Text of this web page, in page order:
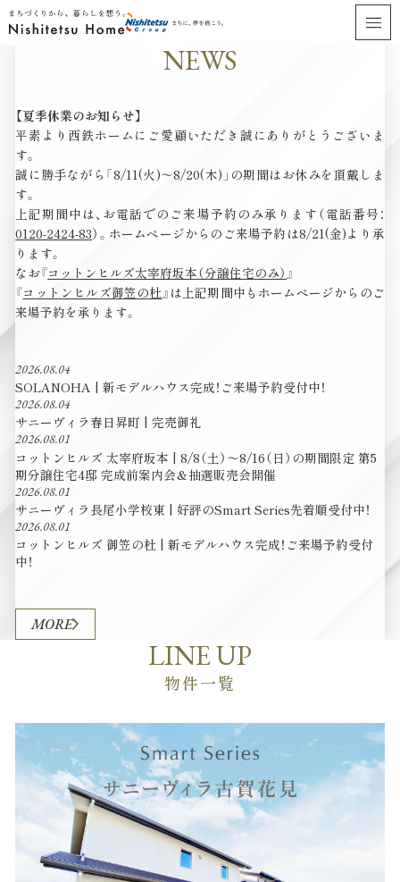
このまちで、どんな人生がはじまるのだろう。
NEWS
【夏季休業のお知らせ】
平素より西鉄ホームにご愛顧いただき誠にありがとうございま
す。
誠に勝手ながら「8/11(火)～8/20(木)」の期間はお休みを頂戴しま
す。
上記期間中は、お電話でのご来場予約のみ承ります（電話番号：
0120-2424-83）。ホームページからのご来場予約は8/21(金)より承
ります。
なお『コットンヒルズ太宰府坂本（分譲住宅のみ）』
『コットンヒルズ御笠の杜』は上記期間中もホームページからのご
来場予約を承ります。
2026.08.04
SOLANOHA | 新モデルハウス完成！ご来場予約受付中！
2026.08.04
サニーヴィラ春日昇町 | 完売御礼
2026.08.01
コットンヒルズ 太宰府坂本 | 8/8（土）〜8/16（日）の期間限定 第5
期分譲住宅4邸 完成前案内会＆抽選販売会開催
2026.08.01
サニーヴィラ長尾小学校東 | 好評のSmart Series先着順受付中！
2026.08.01
コットンヒルズ 御笠の杜 | 新モデルハウス完成！ご来場予約受付
中！
MORE
LINE UP
物件一覧